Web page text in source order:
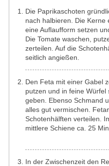
Die Paprikaschoten
nach halbieren. Die Kerne
eine Auflaufform setzen
Die Tomate waschen,
zerteilen. Auf die
seitlich angießen.
Den Feta mit einer Gabel
putzen und in feine Würfel
geben. Ebenso Schmand
alles gut vermischen.
Schotenhälften verteilen.
mittlere Schiene ca. 25
In der Zwischenzeit den